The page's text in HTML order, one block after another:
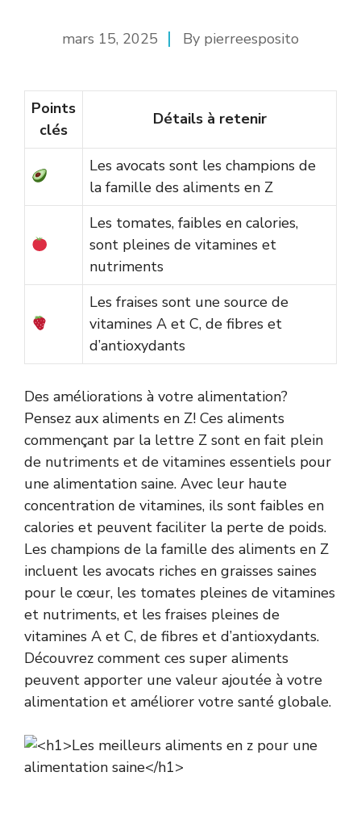
mars 15, 2025 By pierreesposito
Points
clés
Détails à retenir
Les avocats sont les champions de
la famille des aliments en Z
Les tomates, faibles en calories,
sont pleines de vitamines et
nutriments
Les fraises sont une source de
vitamines A et C, de fibres et
d’antioxydants
Des améliorations à votre alimentation?
Pensez aux aliments en Z! Ces aliments
commençant par la lettre Z sont en fait plein
de nutriments et de vitamines essentiels pour
une alimentation saine. Avec leur haute
concentration de vitamines, ils sont faibles en
calories et peuvent faciliter la perte de poids.
Les champions de la famille des aliments en Z
incluent les avocats riches en graisses saines
pour le cœur, les tomates pleines de vitamines
et nutriments, et les fraises pleines de
vitamines A et C, de fibres et d’antioxydants.
Découvrez comment ces super aliments
peuvent apporter une valeur ajoutée à votre
alimentation et améliorer votre santé globale.